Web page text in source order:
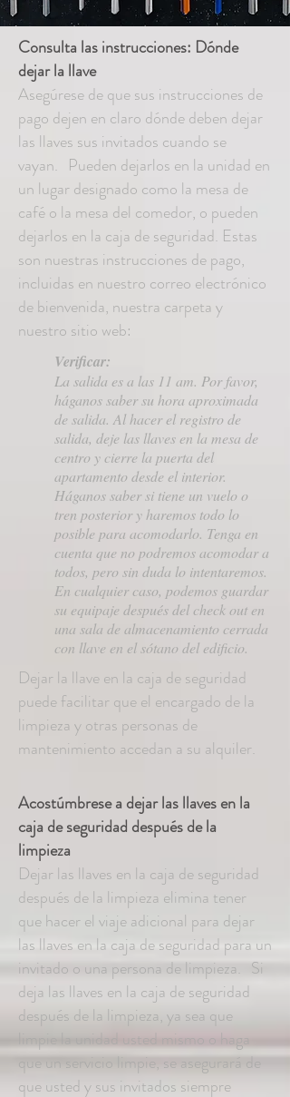
Consulta las instrucciones: Dónde
dejar la llave
Asegúrese de que sus instrucciones de
pago dejen en claro dónde deben dejar
las llaves sus invitados cuando se
vayan. Pueden dejarlos en la unidad en
un lugar designado como la mesa de
café o la mesa del comedor, o pueden
dejarlos en la caja de seguridad. Estas
son nuestras instrucciones de pago,
incluidas en nuestro correo electrónico
de bienvenida, nuestra carpeta y
nuestro sitio web:
Verificar:
La salida es a las 11 am. Por favor,
háganos saber su hora aproximada
de salida. Al hacer el registro de
salida, deje las llaves en la mesa de
centro y cierre la puerta del
apartamento desde el interior.
Háganos saber si tiene un vuelo o
tren posterior y haremos todo lo
posible para acomodarlo. Tenga en
cuenta que no podremos acomodar a
todos, pero sin duda lo intentaremos.
En cualquier caso, podemos guardar
su equipaje después del check out en
una sala de almacenamiento cerrada
con llave en el sótano del edificio.
Dejar la llave en la caja de seguridad
puede facilitar que el encargado de la
limpieza y otras personas de
mantenimiento accedan a su alquiler.
Acostúmbrese a dejar las llaves en la
caja de seguridad después de la
limpieza
Dejar las llaves en la caja de seguridad
después de la limpieza elimina tener
que hacer el viaje adicional para dejar
las llaves en la caja de seguridad para un
invitado o una persona de limpieza. Si
deja las llaves en la caja de seguridad
después de la limpieza, ya sea que
limpie la unidad usted mismo o haga
que un servicio limpie, se asegurará de
que usted y sus invitados siempre